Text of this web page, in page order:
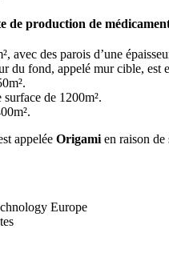
de production de
avec des parois d’une
du fond, appelé mur cible, est
surface de 1200m².
appelée Origami en raison de
Europe